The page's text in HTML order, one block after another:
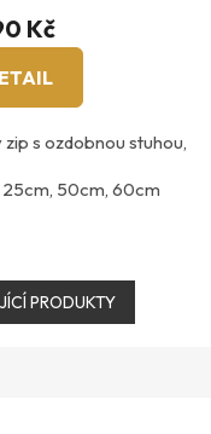
Kč
zip s ozdobnou stuhou,
25cm, 50cm, 60cm
PRODUKTY